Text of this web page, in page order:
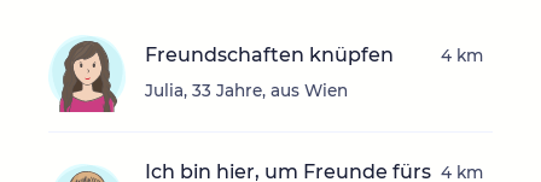
Freundschaften knüpfen
Julia, 33 Jahre, aus Wien
4 km
Ich bin hier, um Freunde fürs 4 km